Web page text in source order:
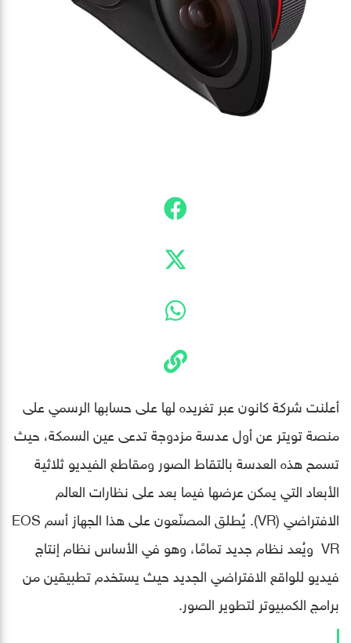
أعلنت شركة كانون عبر تغريده لها على حسابها الرسمي على
منصة تويتر عن أول عدسة مزدوجة تدعى عين السمكة، حيث
تسمح هذه العدسة بالتقاط الصور ومقاطع الفيديو ثلاثية
الأبعاد التي يمكن عرضها فيما بعد على نظارات العالم
الافتراضي (VR). يُطلق المصنّعون على هذا الجهاز أسم EOS
VR ويُعد نظام جديد تمامًا، وهو في الأساس نظام إنتاج
فيديو للواقع الافتراضي الجديد حيث يستخدم تطبيقين من
برامج الكمبيوتر لتطوير الصور.